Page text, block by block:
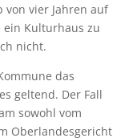
vier Jahren auf
ein Kulturhaus zu
nicht.
das
geltend. Der Fall
sowohl vom
Oberlandesgericht